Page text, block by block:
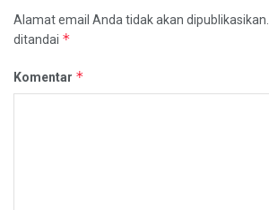
Alamat email Anda tidak akan dipublikasikan.
ditandai *
Komentar *